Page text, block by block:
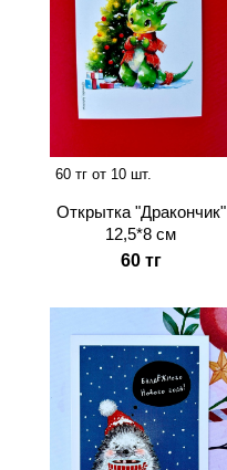
60 тг от 10 шт.
Открытка "Дракончик"
12,5*8 см
60 тг